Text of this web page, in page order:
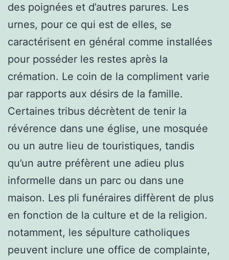
des poignées et d’autres parures. Les
urnes, pour ce qui est de elles, se
caractérisent en général comme installées
pour posséder les restes après la
crémation. Le coin de la compliment varie
par rapports aux désirs de la famille.
Certaines tribus décrètent de tenir la
révérence dans une église, une mosquée
ou un autre lieu de touristiques, tandis
qu’un autre préfèrent une adieu plus
informelle dans un parc ou dans une
maison. Les pli funéraires diffèrent de plus
en fonction de la culture et de la religion.
notamment, les sépulture catholiques
peuvent inclure une office de complainte,